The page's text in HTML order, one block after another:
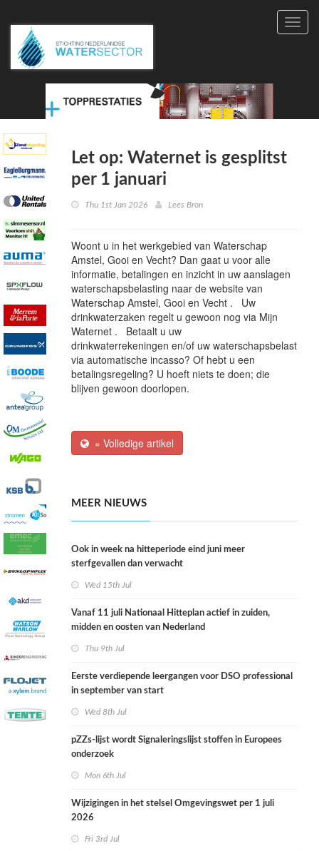
Let op: Waternet is gesplitst
per 1 januari
Thu 1st Jan 2026 Lees Bron
Woont u in het werkgebied van Waterschap
Amstel, Gooi en Vecht? Dan gaat u voor alle
informatie, betalingen en inzicht in uw aanslagen
waterschapsbelasting naar de website van
Waterschap Amstel, Gooi en Vecht . Uw
drinkwaterzaken regelt u gewoon nog via Mijn
Waternet . Betaalt u uw
drinkwaterrekeningen en/of uw waterschapsbelasting
via automatische incasso? Of hebt u een
betalingsregeling? U hoeft niets te doen; die
blijven gewoon doorlopen.
» Volledige artikel
MEER NIEUWS
Ook in week na hitteperiode eind juni meer
sterfgevallen dan verwacht
Wed 15th Jul
Vanaf 11 juli Nationaal Hitteplan actief in zuiden,
midden en oosten van Nederland
Thu 9th Jul
Eerste verdiepende leergangen voor DSO professional
in september van start
Wed 8th Jul
pZZs-lijst wordt Signaleringslijst stoffen in Europees
onderzoek
Mon 6th Jul
Wijzigingen in het stelsel Omgevingswet per 1 juli
2026
Fri 3rd Jul